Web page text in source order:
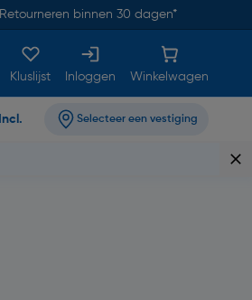
Retourneren binnen 30 dagen*
Kluslijst Inloggen Winkelwagen
Incl. Selecteer een vestiging